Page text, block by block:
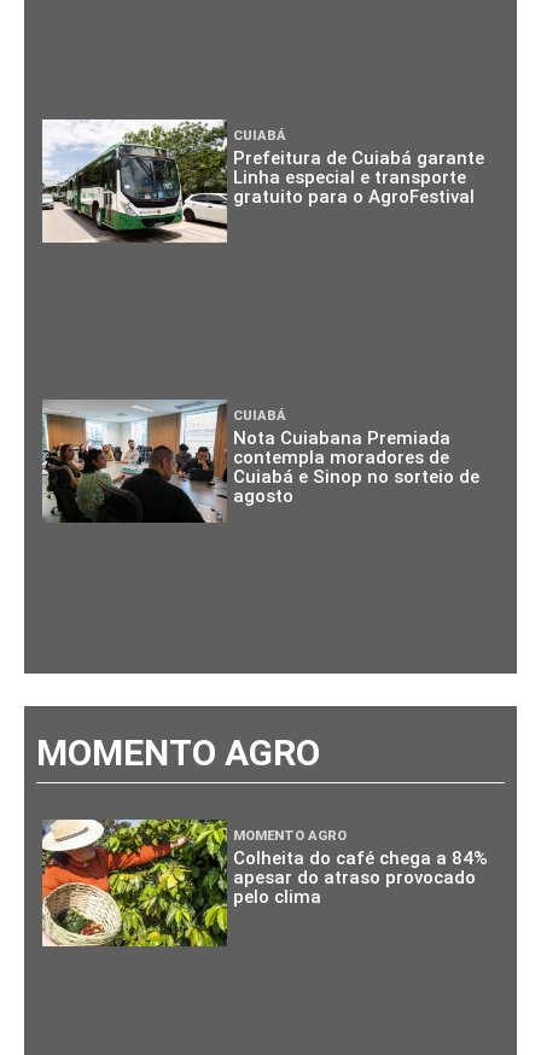
CUIABÁ
Prefeitura de Cuiabá garante
Linha especial e transporte
gratuito para o AgroFestival
CUIABÁ
Nota Cuiabana Premiada
contempla moradores de
Cuiabá e Sinop no sorteio de
agosto
MOMENTO AGRO
MOMENTO AGRO
Colheita do café chega a 84%
apesar do atraso provocado
pelo clima